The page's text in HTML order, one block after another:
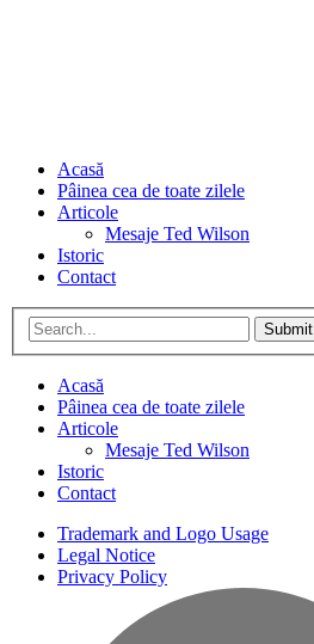
Acasă
Pâinea cea de toate zilele
Articole
Mesaje Ted Wilson
Istoric
Contact
Submit
Acasă
Pâinea cea de toate zilele
Articole
Mesaje Ted Wilson
Istoric
Contact
Trademark and Logo Usage
Legal Notice
Privacy Policy